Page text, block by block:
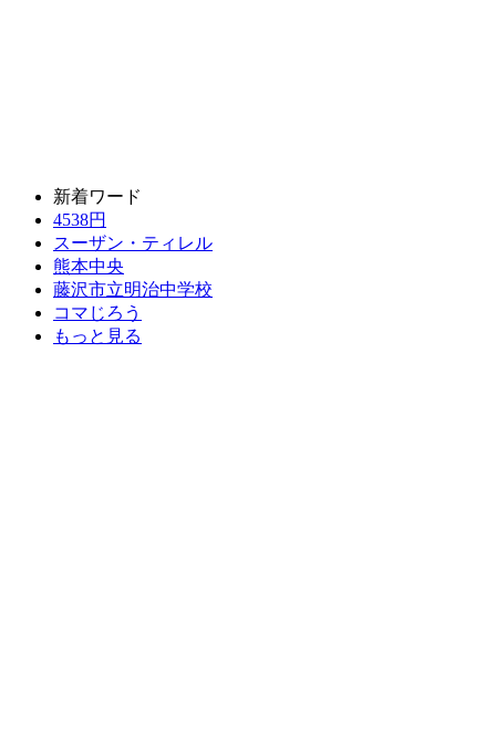
新着ワード
4538円
スーザン・ティレル
熊本中央
藤沢市立明治中学校
コマじろう
もっと見る